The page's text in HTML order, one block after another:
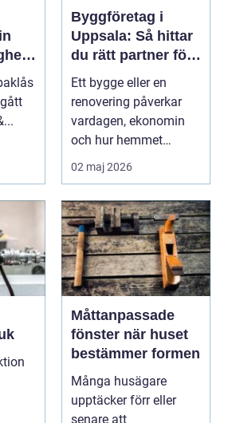
Byggföretag i
Uppsala: Så hittar
du rätt partner för
ditt projekt
Ett bygge eller en
renovering påverkar
vardagen, ekonomin
och hur hemmet
fungerar under l&arin...
02 maj 2026
Måttanpassade
fönster när huset
bestämmer formen
Många husägare
upptäcker förr eller
senare att